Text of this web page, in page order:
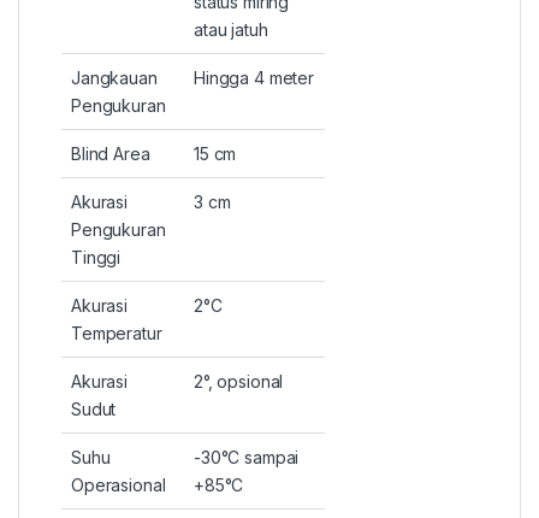
atau jatuh
Jangkauan
Pengukuran
Hingga 4 meter
Blind Area 15 cm
Akurasi
Pengukuran
Tinggi
3 cm
Akurasi
Temperatur
2°C
Akurasi
Sudut
2°, opsional
Suhu
Operasional
-30°C sampai
+85°C